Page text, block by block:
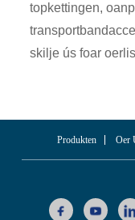
topkettingen,
skilje ús foar
Produkten Oer